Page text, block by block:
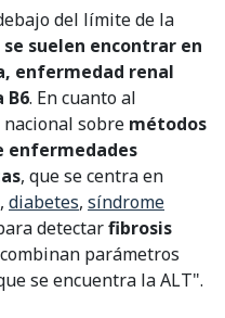
del límite de la
se suelen encontrar en
enfermedad renal
B6. En cuanto al
sobre métodos
enfermedades
, que se centra en
, diabetes, síndrome
detectarfibrosis
parámetros
se encuentra la ALT".